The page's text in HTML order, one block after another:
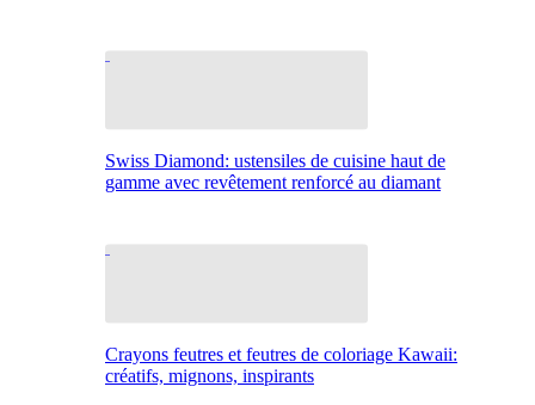
Swiss Diamond: ustensiles de cuisine haut de
gamme avec revêtement renforcé au diamant
Crayons feutres et feutres de coloriage Kawaii:
créatifs, mignons, inspirants